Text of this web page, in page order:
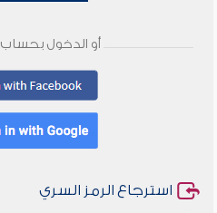
أو الدخول بحساب
استرجاع الرمز السري